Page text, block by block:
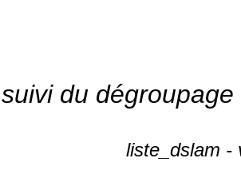
du
liste_dslam -